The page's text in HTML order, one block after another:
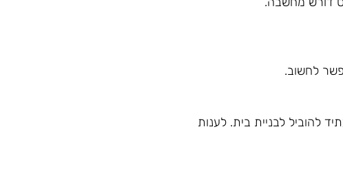
לחשוב.
להוביל לבניית בית. לענות